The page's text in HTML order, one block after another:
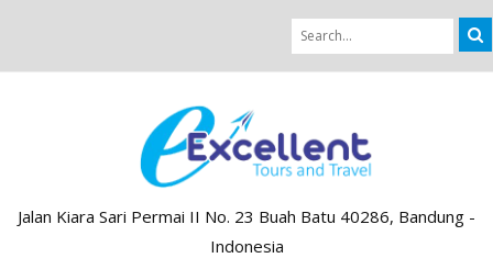
Jalan Kiara Sari Permai II No. 23 Buah Batu 40286, Bandung -
Indonesia